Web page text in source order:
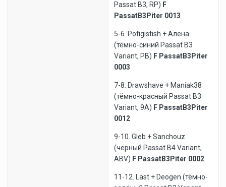
Passat B3, RP) F
PassatB3Piter 0013
5-6. Pofigistish + Алёна
(тёмно-синий Passat B3
Variant, PB) F PassatB3Piter
0003
7-8. Drawshave + Maniak38
(тёмно-красный Passat B3
Variant, 9A) F PassatB3Piter
0012
9-10. Gleb + Sanchouz
(чёрный Passat B4 Variant,
ABV) F PassatB3Piter 0002
11-12. Last + Deogen (тёмно-